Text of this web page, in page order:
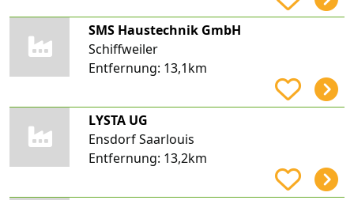
SMS Haustechnik GmbH
Schiffweiler
Entfernung: 13,1km
LYSTA UG
Ensdorf Saarlouis
Entfernung: 13,2km